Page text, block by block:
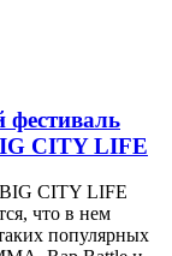
фестиваль
CITY LIFE
CITY LIFE
что в нем
популярных